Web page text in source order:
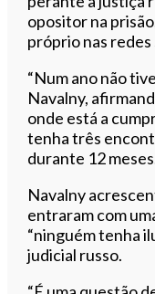
opositor na
próprio nas redes
“Num ano não
Navalny,
onde está a
tenha três
durante 12
Navalny
entraram com
“ninguém tenha
judicial russo.